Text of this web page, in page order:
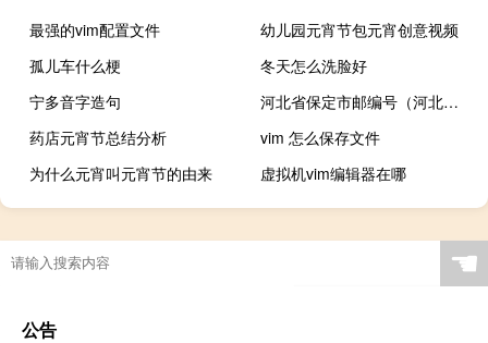
最强的vim配置文件
幼儿园元宵节包元宵创意视频
孤儿车什么梗
冬天怎么洗脸好
宁多音字造句
河北省保定市邮编号（河北省保定市）
药店元宵节总结分析
vim 怎么保存文件
为什么元宵叫元宵节的由来
虚拟机vim编辑器在哪
☚
公告